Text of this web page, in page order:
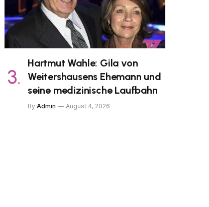
Hartmut Wahle: Gila von
Weitershausens Ehemann und
seine medizinische Laufbahn
By Admin August 4, 2026